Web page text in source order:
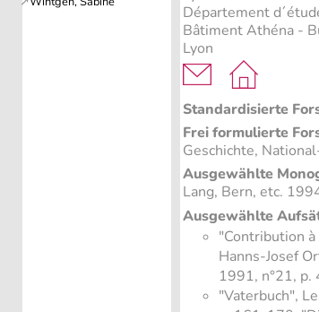
Département
Bâtiment Athéna -
Lyon
Standardisierte
Frei formulierte
Geschichte,
Ausgewählte
Lang, Bern, etc.
Ausgewählte
"Contribution
Hanns-Josef
1991, n°21, p.
"Vaterbuch",